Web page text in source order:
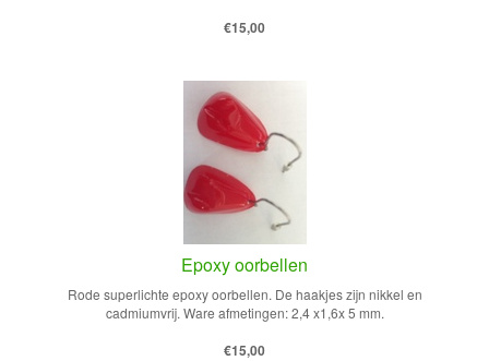
€15,00
Epoxy oorbellen
Rode superlichte epoxy oorbellen. De haakjes zijn nikkel en
cadmiumvrij. Ware afmetingen: 2,4 x1,6x 5 mm.
€15,00